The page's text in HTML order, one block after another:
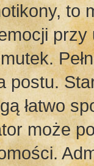
to
postu.
łatwo
może